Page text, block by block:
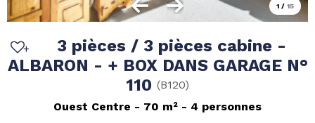
1 / 15
3 pièces / 3 pièces cabine -
ALBARON - + BOX DANS GARAGE N°
110 (B120)
Ouest Centre
70 m² 4 personnes